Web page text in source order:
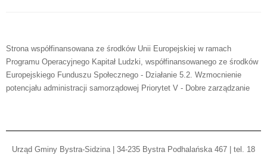
Strona współfinansowana ze środków Unii Europejskiej w ramach
Programu Operacyjnego Kapitał Ludzki, współfinansowanego ze środków
Europejskiego Funduszu Społecznego - Działanie 5.2. Wzmocnienie
potencjału administracji samorządowej Priorytet V - Dobre zarządzanie
Urząd Gminy Bystra-Sidzina | 34-235 Bystra Podhalańska 467 | tel. 18